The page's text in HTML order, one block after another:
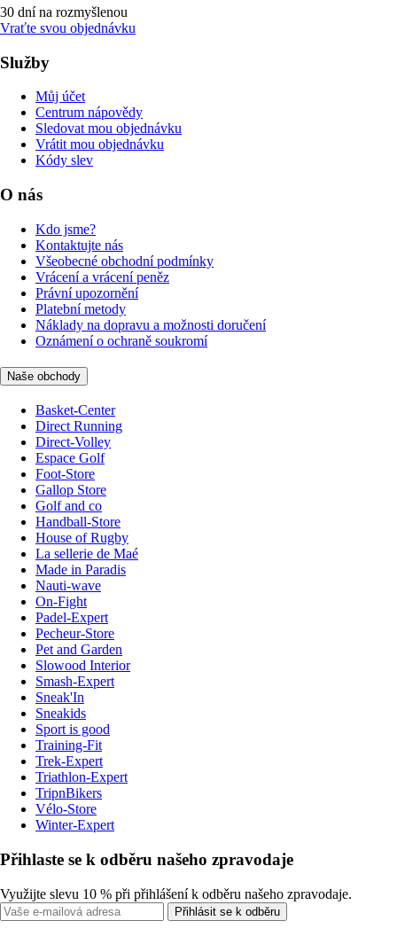
30 dní na rozmyšlenou
Vraťte svou objednávku
Služby
Můj účet
Centrum nápovědy
Sledovat mou objednávku
Vrátit mou objednávku
Kódy slev
O nás
Kdo jsme?
Kontaktujte nás
Všeobecné obchodní podmínky
Vrácení a vrácení peněz
Právní upozornění
Platební metody
Náklady na dopravu a možnosti doručení
Oznámení o ochraně soukromí
Naše obchody
Basket-Center
Direct Running
Direct-Volley
Espace Golf
Foot-Store
Gallop Store
Golf and co
Handball-Store
House of Rugby
La sellerie de Maé
Made in Paradis
Nauti-wave
On-Fight
Padel-Expert
Pecheur-Store
Pet and Garden
Slowood Interior
Smash-Expert
Sneak'In
Sneakids
Sport is good
Training-Fit
Trek-Expert
Triathlon-Expert
TripnBikers
Vélo-Store
Winter-Expert
Přihlaste se k odběru našeho zpravodaje
Využijte slevu 10 % při přihlášení k odběru našeho zpravodaje.
Přihlásit se k odběru